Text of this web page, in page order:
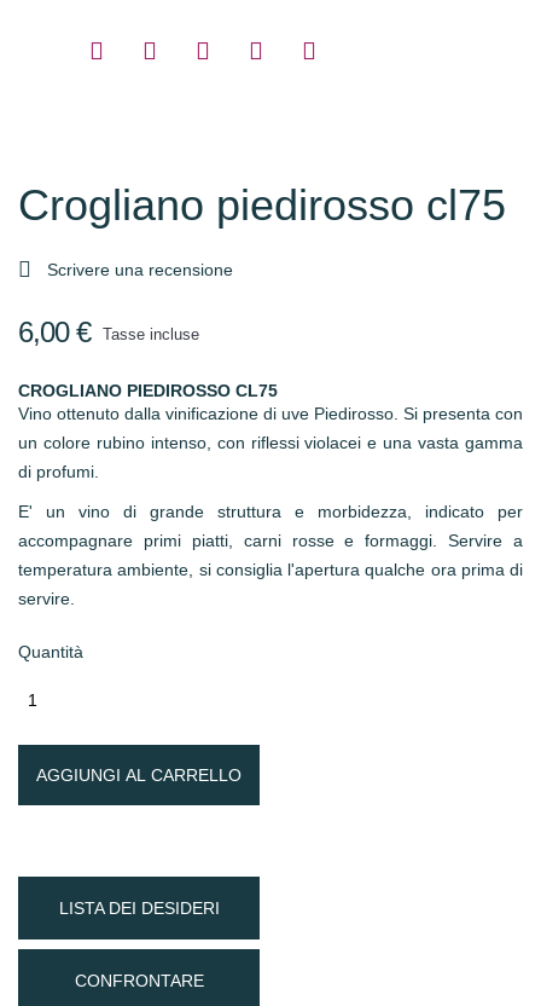
Crogliano piedirosso cl75
 Scrivere una recensione
6,00 € Tasse incluse
CROGLIANO PIEDIROSSO CL75
Vino ottenuto dalla vinificazione di uve Piedirosso. Si presenta con
un colore rubino intenso, con riflessi violacei e una vasta gamma
di profumi.
E' un vino di grande struttura e morbidezza, indicato per
accompagnare primi piatti, carni rosse e formaggi. Servire a
temperatura ambiente, si consiglia l'apertura qualche ora prima di
servire.
Quantità
AGGIUNGI AL CARRELLO
LISTA DEI DESIDERI
CONFRONTARE